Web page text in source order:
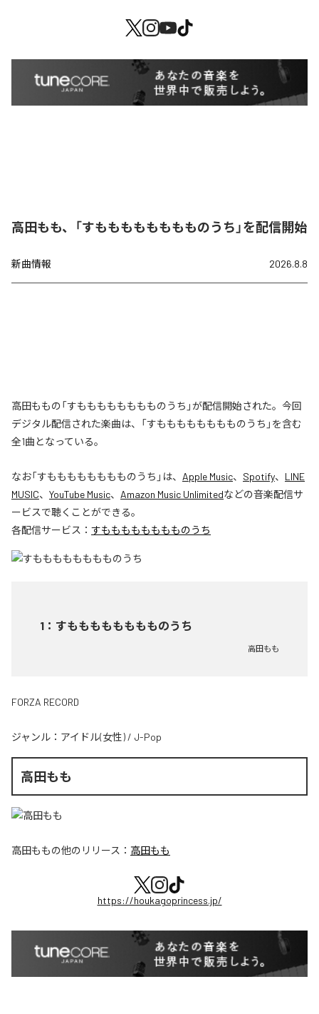
高田もも、「すもももももももものうち」を配信開始
新曲情報 2026.8.8
高田ももの「すもももももももものうち」が配信開始された。今回
デジタル配信された楽曲は、「すもももももももものうち」を含む
全1曲となっている。
なお「すもももももももものうち 」は、 Apple Music、 Spotify、 LINE
MUSIC、 YouTube Music、 Amazon Music Unlimitedなどの音楽配信サ
ービスで聴くことができる。
各配信サービス： すもももももももものうち
1 ： すもももももももものうち
高田もも
FORZA RECORD
ジャンル： アイドル(女性) / J-Pop
高田もも
高田ももの他のリリース： 高田もも
https://houkagoprincess.jp/